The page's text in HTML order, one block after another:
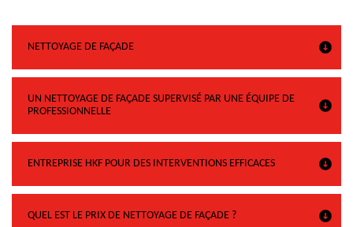
NETTOYAGE DE FAÇADE
UN NETTOYAGE DE FAÇADE SUPERVISÉ PAR UNE ÉQUIPE DE
PROFESSIONNELLE
ENTREPRISE HKF POUR DES INTERVENTIONS EFFICACES
QUEL EST LE PRIX DE NETTOYAGE DE FAÇADE ?